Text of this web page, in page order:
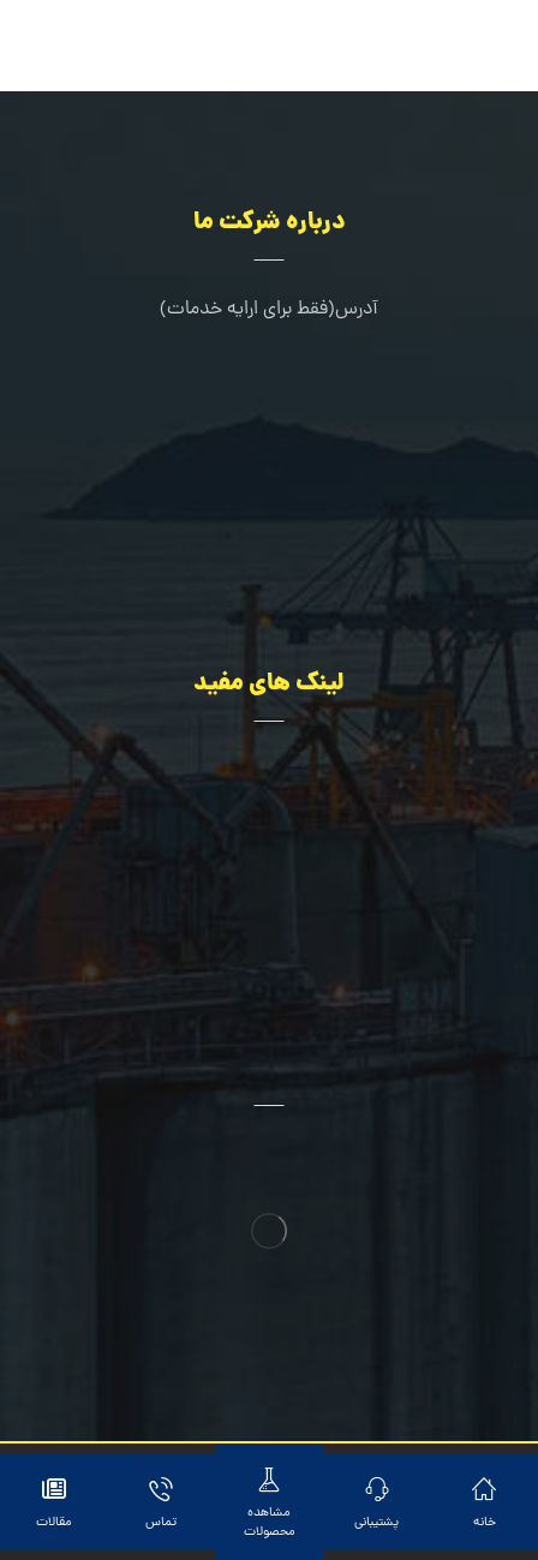
درباره شرکت ما
آدرس(فقط برای ارایه خدمات)
09109216080
لینک های مفید
تجهیزات
سؤالات عمومی
© کپی رایت-کلیه محتوای این سایت متعلق به شرکت کیان پژوهش
گستر میباشد
خانه پشتیبانی
مشاهده
محصولات
تماس مقالات